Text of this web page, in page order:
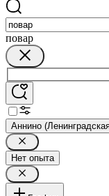
повар
Аннино
Нет опыта